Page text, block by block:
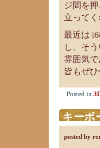
ジ間を
立ってく
最近は
し、そ
雰囲気で
皆もぜひ
Posted in
キーボ
posted by